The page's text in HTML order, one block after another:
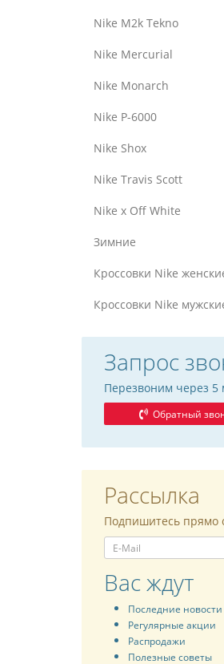
Nike M2k Tekno
Nike Mercurial
Nike Monarch
Nike P-6000
Nike Shox
Nike Travis Scott
Nike x Off White
Зимние
Кроссовки Nike
Кроссовки Nike
Запрос
Перезвоним через 5
Обратный
Рассылка
Подпишитесь прямо
Вас ждут
Последние новости
Регулярные акции
Распродажи
Полезные советы